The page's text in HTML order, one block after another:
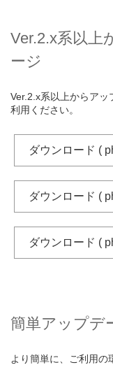
Ver.2.x系以上
ージ
Ver.2.x系以上からア
利用ください。
ダウンロード (
ダウンロード (
ダウンロード (
簡単アップデ
より簡単に、ご利用の